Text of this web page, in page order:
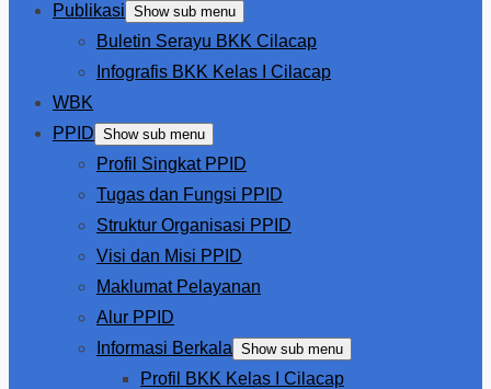
Publikasi Show sub menu
Buletin Serayu BKK Cilacap
Infografis BKK Kelas I Cilacap
WBK
PPID Show sub menu
Profil Singkat PPID
Tugas dan Fungsi PPID
Struktur Organisasi PPID
Visi dan Misi PPID
Maklumat Pelayanan
Alur PPID
Informasi Berkala Show sub menu
Profil BKK Kelas I Cilacap